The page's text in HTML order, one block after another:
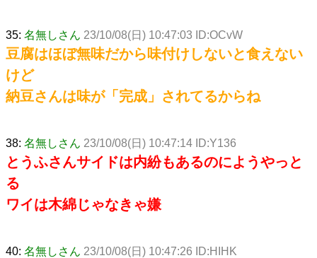
35: 名無しさん 23/10/08(日) 10:47:03 ID:OCvW
豆腐はほぼ無味だから味付けしないと食えない
けど
納豆さんは味が「完成」されてるからね
38: 名無しさん 23/10/08(日) 10:47:14 ID:Y136
とうふさんサイドは内紛もあるのにようやっと
る
ワイは木綿じゃなきゃ嫌
40: 名無しさん 23/10/08(日) 10:47:26 ID:HIHK